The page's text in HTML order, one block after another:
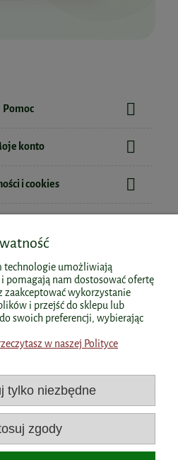
Dąbrowska
zł
koszyka
60kaps. Formeds
Pomoc
konto
i cookies
O nas
kategorie
kategorie
kontaktowe
technologie umożliwiają
pomagają nam dostosować ofertę
zaakceptować wykorzystanie
i przejść do sklepu lub
swoich preferencji, wybierając
w naszej Polityce
tylko niezbędne
zgody